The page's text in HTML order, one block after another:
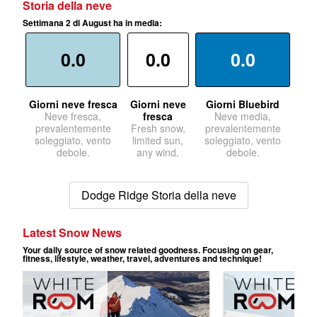
Storia della neve
Settimana 2 di August ha in media:
0.0
Giorni neve fresca
Neve fresca,
prevalentemente
soleggiato, vento
debole.
0.0
Giorni neve
fresca
Fresh snow,
limited sun,
any wind.
0.0
Giorni Bluebird
Neve media,
prevalentemente
soleggiato, vento
debole.
Dodge Ridge Storia della neve